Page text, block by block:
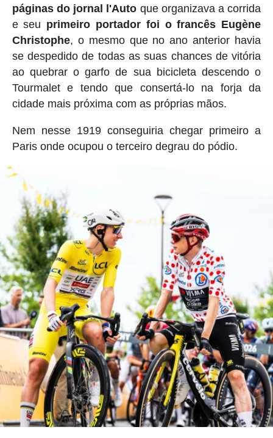
páginas do jornal l'Auto que organizava a corrida
e seu primeiro portador foi o francês Eugène
Christophe, o mesmo que no ano anterior havia
se despedido de todas as suas chances de vitória
ao quebrar o garfo de sua bicicleta descendo o
Tourmalet e tendo que consertá-lo na forja da
cidade mais próxima com as próprias mãos.
Nem nesse 1919 conseguiria chegar primeiro a
Paris onde ocupou o terceiro degrau do pódio.